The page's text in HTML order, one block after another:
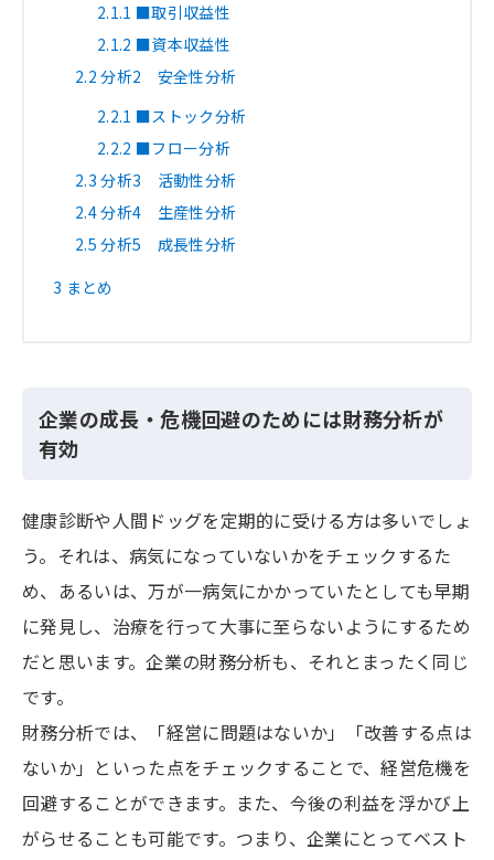
2.1.1 ■取引収益性
2.1.2 ■資本収益性
2.2 分析2 安全性分析
2.2.1 ■ストック分析
2.2.2 ■フロー分析
2.3 分析3 活動性分析
2.4分析4 生産性分析
2.5 分析5 成長性分析
3 まとめ
企業の成長・危機回避のためには財務分析が
有効
健康診断や人間ドッグを定期的に受ける方は多いでしょ
う。それは、病気になっていないかをチェックするた
め、あるいは、万が一病気にかかっていたとしても早期
に発見し、治療を行って大事に至らないようにするため
だと思います。企業の財務分析も、それとまったく同じ
です。
財務分析では、「経営に問題はないか」「改善する点は
ないか」といった点をチェックすることで、経営危機を
回避することができます。また、今後の利益を浮かび上
がらせることも可能です。つまり、企業にとってベスト